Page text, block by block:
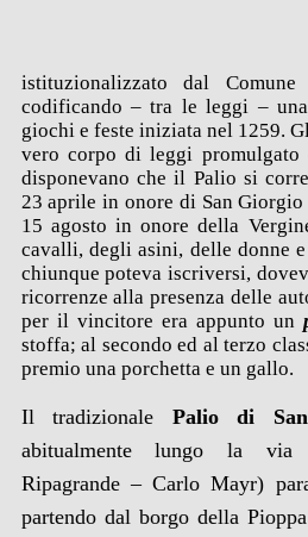
istituzionalizzato dal
codificando – tra le leggi –
giochi e feste iniziata nel 1259.
vero corpo di leggi promulgato
disponevano che il Palio si
23 aprile in onore di San
15 agosto in onore della
cavalli, degli asini, delle donne
chiunque poteva iscriversi,
ricorrenze alla presenza delle
per il vincitore era appunto un
stoffa; al secondo ed al terzo
premio una porchetta e un gallo.
Il tradizionale Palio di
abitualmente lungo la
Ripagrande – Carlo Mayr)
partendo dal borgo della